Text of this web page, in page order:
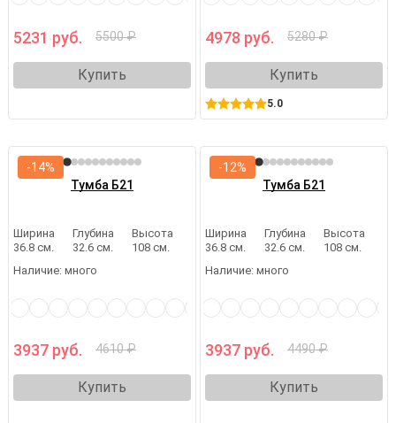
5231 руб. 5500 ₽
Купить
4978 руб. 5280 ₽
Купить
5.0
Тумба Б21
Ширина
36.8 см.
Глубина
32.6 см.
Высота
108 см.
Наличие: много
3937 руб. 4610 ₽
Купить
-14%
Тумба Б21
Ширина
36.8 см.
Глубина
32.6 см.
Высота
108 см.
Наличие: много
3937 руб. 4490 ₽
Купить
-12%